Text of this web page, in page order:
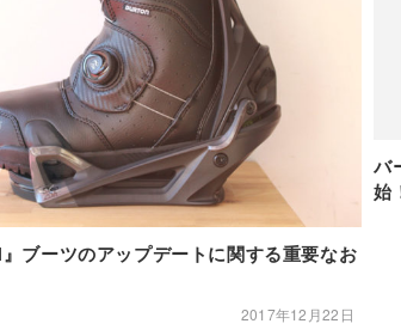
』ブーツのアップデートに関する重要なお
2017年12月22日
バ
始